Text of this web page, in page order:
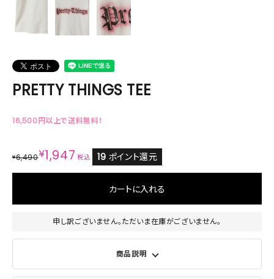
PRETTY THINGS TEE
16,500円以上で送料無料！
¥6,490¥1,947 税込 19 ポイント還元
カートに入れる
申し訳ございません。ただいま在庫がございません。
商品説明